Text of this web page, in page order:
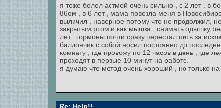
я тоже болел астмой очень сильно , с 2 лет . в
86ом , в 6 лет , мама повезла меня в
выличил , наверное потому что не продолжил,
закрытым ртом и как мышка , снимать одышку
лет . гормоны почти сразу перестал пить за
баллончик с собой носил постоянно до
комнату , где провожу по 12 часов в день , где
проходят в первые 10 минут на работе.
я думаю что метод очень хороший , но только
Re: Help!!